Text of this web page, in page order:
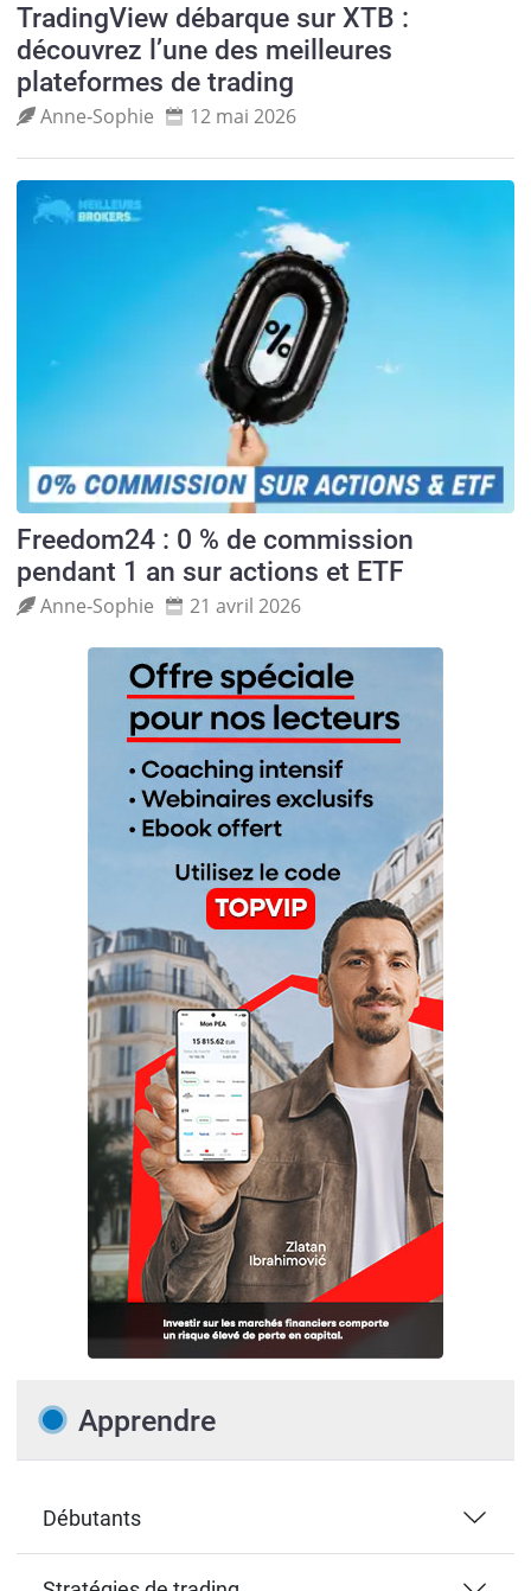
TradingView débarque sur XTB :
découvrez l’une des meilleures
plateformes de trading
Anne‑Sophie 12 mai 2026
Freedom24 : 0 % de commission
pendant 1 an sur actions et ETF
Anne‑Sophie 21 avril 2026
Apprendre
Débutants